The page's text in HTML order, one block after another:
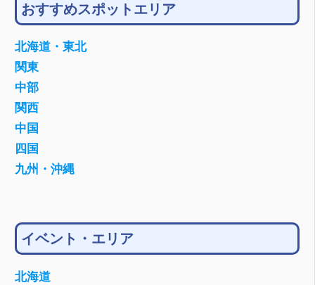
おすすめスポットエリア
北海道・東北
関東
中部
関西
中国
四国
九州・沖縄
イベント・エリア
北海道